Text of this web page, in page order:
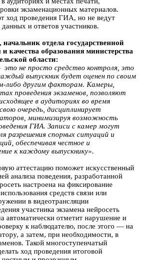
экзаменационных материалов.
ход проведения ГИА, но не ведут
и ответов участников.
отдела государственной
и качества образования министерства
области:
это не просто средство контроля, это
выпускник будет оценен по своим
либо другим факторам. Камеры,
проведения экзаменов, позволяют
в аудиториях во время
очередь, дисциплинирует
минимизируя возможность
ГИА. Записи с камер могут
разрешения спорных ситуаций и
обеспечивая честное и
к каждому выпускнику».
аттестацию поможет искусственный
анализа поведения, разработанной
настроена на фиксирование
средств связи или
в видеотрансляции
участника экзамена нейросеть
автоматически отметит нарушение и
к наблюдателю, после этого — на
а затем, при необходимости, в
Такой многоступенчатый
ход проведения итоговой